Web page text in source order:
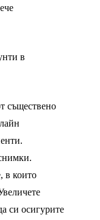
в
съществено
в които
си осигурите